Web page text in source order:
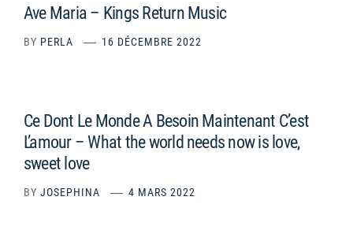
Ave Maria – Kings Return Music
BY PERLA 16 DÉCEMBRE 2022
Ce Dont Le Monde A Besoin Maintenant C’est
L’amour – What the world needs now is love,
sweet love
BY JOSEPHINA 4 MARS 2022